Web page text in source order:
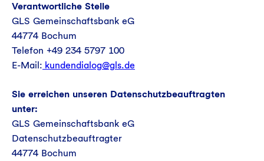
Verantwortliche Stelle
GLS Gemeinschaftsbank eG
44774 Bochum
Telefon +49 234 5797 100
E-Mail: kundendialog@gls.de
Sie erreichen unseren Datenschutzbeauftragten
unter:
GLS Gemeinschaftsbank eG
Datenschutzbeauftragter
44774 Bochum